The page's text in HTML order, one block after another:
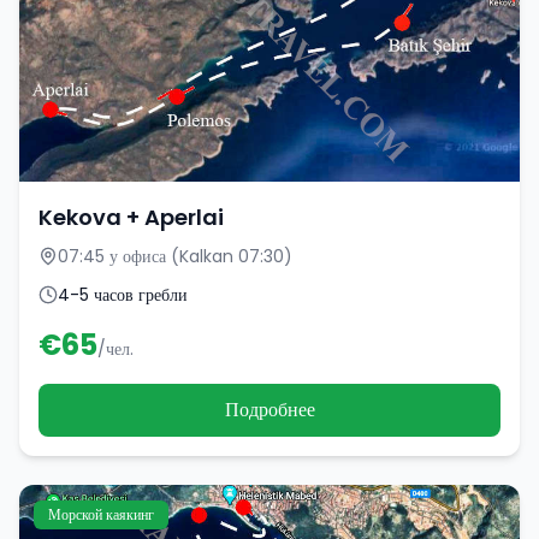
Kekova + Aperlai
07:45 у офиса (Kalkan 07:30)
4-5 часов гребли
€65/чел.
Подробнее
Морской каякинг